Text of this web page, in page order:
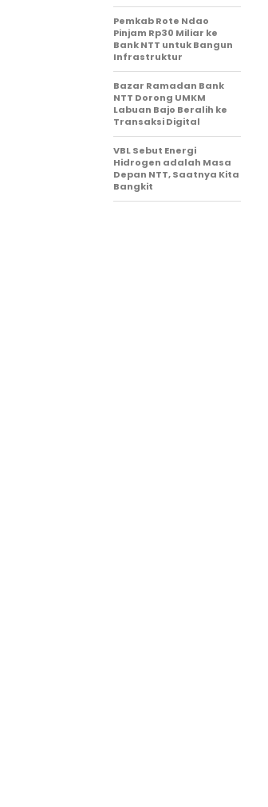
Pemkab Rote Ndao
Pinjam Rp30 Miliar ke
Bank NTT untuk Bangun
Infrastruktur
Bazar Ramadan Bank
NTT Dorong UMKM
Labuan Bajo Beralih ke
Transaksi Digital
VBL Sebut Energi
Hidrogen adalah Masa
Depan NTT, Saatnya Kita
Bangkit